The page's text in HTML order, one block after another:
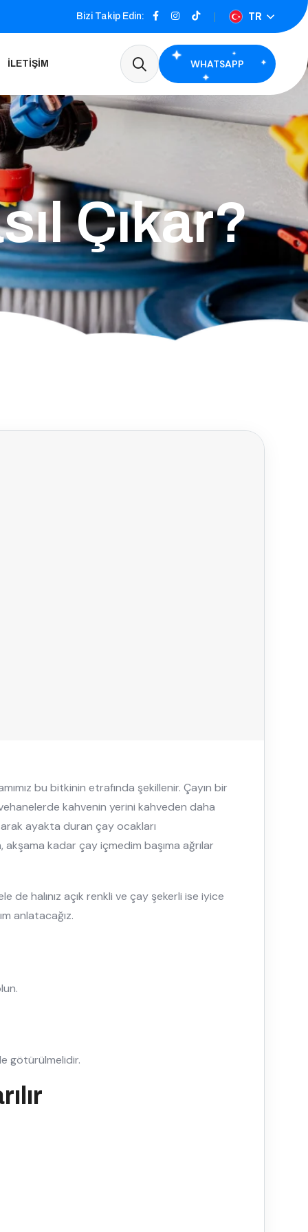
Bizi Takip Edin: TR
İLETIŞIM WHATSAPP
Çıkar?
bu bitkinin etrafında şekillenir. Çayın bir
kahvenin yerini kahveden daha
ayakta duran çay ocakları
kadar çay içmedim başıma ağrılar
de halınız açık renkli ve çay şekerli ise iyice
anlatacağız.
götürülmelidir.